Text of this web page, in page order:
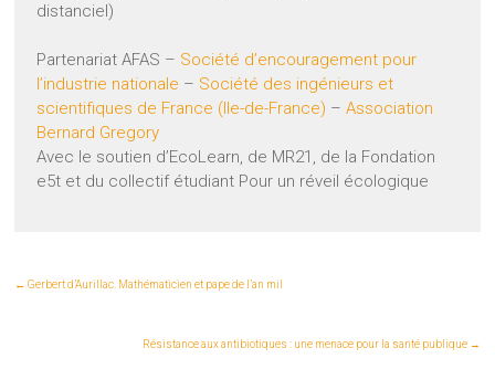
distanciel)
Partenariat AFAS – Société d’encouragement pour
l’industrie nationale – Société des ingénieurs et
scientifiques de France (Ile-de-France) –Association
Bernard Gregory
Avec le soutien d’EcoLearn, de MR21, de la Fondation
e5t et du collectif étudiant Pour un réveil écologique
← Gerbert d’Aurillac. Mathématicien et pape de l’an mil
Résistance aux antibiotiques : une menace pour la santé publique →